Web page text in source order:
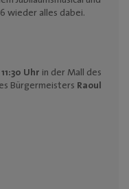
wieder alles dabei.
11:30 Uhr in der Mall des
Bürgermeisters Raoul